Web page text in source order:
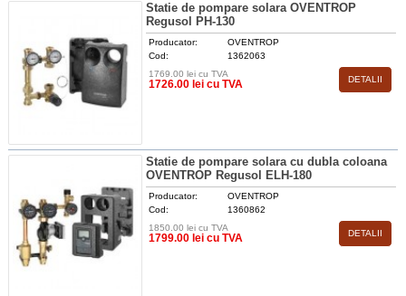
Statie de pompare solara OVENTROP
Regusol PH-130
Producator:
OVENTROP
Cod:
1362063
1769.00 lei cu TVA
1726.00 lei cu TVA DETALII
Statie de pompare solara cu dubla coloana
OVENTROP Regusol ELH-180
Producator:
OVENTROP
Cod:
1360862
1850.00 lei cu TVA
1799.00 lei cu TVA DETALII